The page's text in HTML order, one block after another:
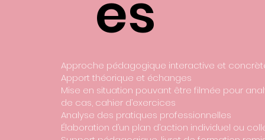
Approche pédagogique interactive et
Apport théorique et échanges
Mise en situation pouvant être filmée pour
de cas, cahier d’exercices
Analyse des pratiques professionnelles
Élaboration d’un plan d’action individuel ou
es